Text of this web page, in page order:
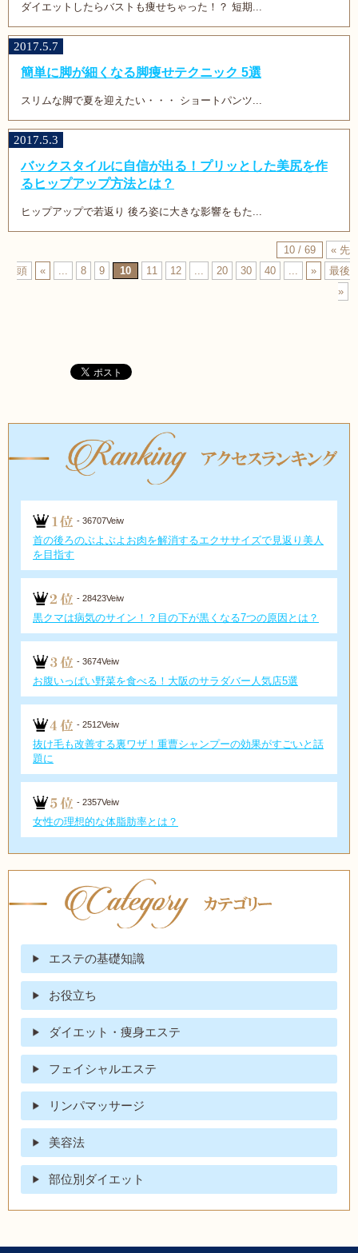
ダイエットしたらバストも痩せちゃった！？ 短期...
2017.5.7
簡単に脚が細くなる脚痩せテクニック 5選
スリムな脚で夏を迎えたい・・・ ショートパンツ...
2017.5.3
バックスタイルに自信が出る！プリッとした美尻を作
るヒップアップ方法とは？
ヒップアップで若返り 後ろ姿に大きな影響をもた...
10 / 69
« 先
頭
« ... 8 9 10 11 12 ... 20 30 40 ... »
最後
»
- 36707Veiw
首の後ろのぶよぶよお肉を解消するエクササイズで見返り美人
を目指す
- 28423Veiw
黒クマは病気のサイン！？目の下が黒くなる7つの原因とは？
- 3674Veiw
お腹いっぱい野菜を食べる！大阪のサラダバー人気店5選
- 2512Veiw
抜け毛も改善する裏ワザ！重曹シャンプーの効果がすごいと話
題に
- 2357Veiw
女性の理想的な体脂肪率とは？
エステの基礎知識
お役立ち
ダイエット・痩身エステ
フェイシャルエステ
リンパマッサージ
美容法
部位別ダイエット